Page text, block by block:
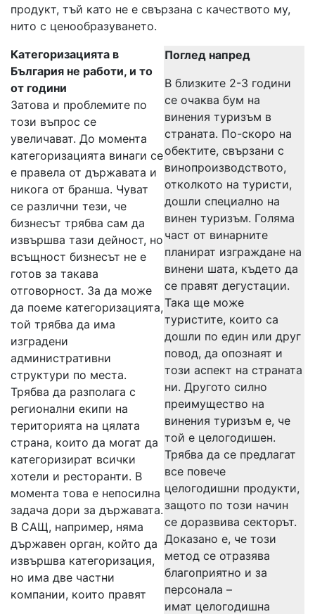
продукт, тъй като не е свързана с качеството му,
нито с ценообразуването.
Поглед напред
В близките 2-3 години
се очаква бум на
винения туризъм в
страната. По-скоро на
обектите, свързани с
винопроизводството,
отколкото на туристи,
дошли специално на
винен туризъм. Голяма
част от винарните
планират изграждане на
винени шата, където да
се правят дегустации.
Така ще може
туристите, които са
дошли по един или друг
повод, да опознаят и
този аспект на страната
ни. Другото силно
преимущество на
винения туризъм е, че
той е целогодишен.
Трябва да се предлагат
все повече
целогодишни продукти,
защото по този начин
се доразвива секторът.
Доказано е, че този
метод се отразява
благоприятно и за
персонала –
имат целогодишна
Категоризацията в
България не работи, и то
от години
Затова и проблемите по
този въпрос се
увеличават. До момента
категоризацията винаги се
е правела от държавата и
никога от бранша. Чуват
се различни тези, че
бизнесът трябва сам да
извършва тази дейност, но
всъщност бизнесът не е
готов за такава
отговорност. За да може
да поеме категоризацията,
той трябва да има
изградени
административни
структури по места.
Трябва да разполага с
регионални екипи на
територията на цялата
страна, които да могат да
категоризират всички
хотели и ресторанти. В
момента това е непосилна
задача дори за държавата.
В САЩ, например, няма
държавен орган, който да
извършва категоризация,
но има две частни
компании, които правят